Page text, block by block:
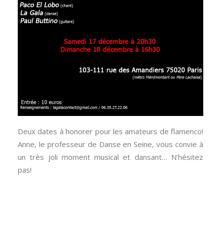
Deux dates à honorer pour les amateurs de flamenco!
Anne, le professeur de Danse en Seine, vous convie à
un très joli moment musical et dansant… N’hésitez
pas!